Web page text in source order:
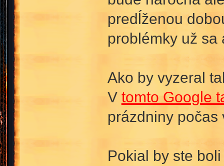
predĺženou
problémky už sa
Ako by vyzeral
V tomto Google
prázdniny počas
Pokial by ste